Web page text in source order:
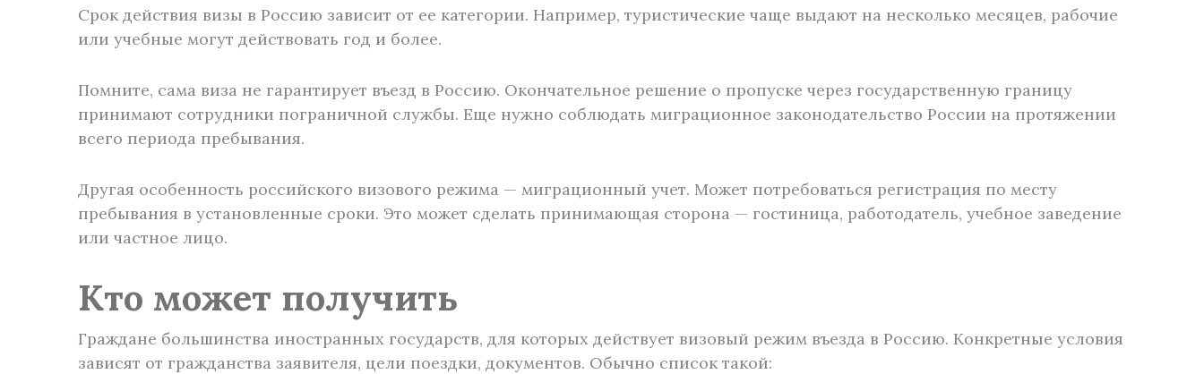
Срок действия визы в Россию зависит от ее категории. Например, туристические чаще выдают на несколько месяцев, рабочие
или учебные могут действовать год и более.
Помните, сама виза не гарантирует въезд в Россию. Окончательное решение о пропуске через государственную границу
принимают сотрудники пограничной службы. Еще нужно соблюдать миграционное законодательство России на протяжении
всего периода пребывания.
Другая особенность российского визового режима — миграционный учет. Может потребоваться регистрация по месту
пребывания в установленные сроки. Это может сделать принимающая сторона — гостиница, работодатель, учебное заведение
или частное лицо.
Кто может получить
Граждане большинства иностранных государств, для которых действует визовый режим въезда в Россию. Конкретные условия
зависят от гражданства заявителя, цели поездки, документов. Обычно список такой: